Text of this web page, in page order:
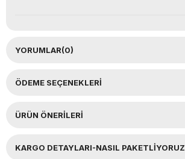
YORUMLAR(0)
ÖDEME SEÇENEKLERI
ÜRÜN ÖNERILERI
KARGO DETAYLARI-NASIL PAKETLİYORUZ